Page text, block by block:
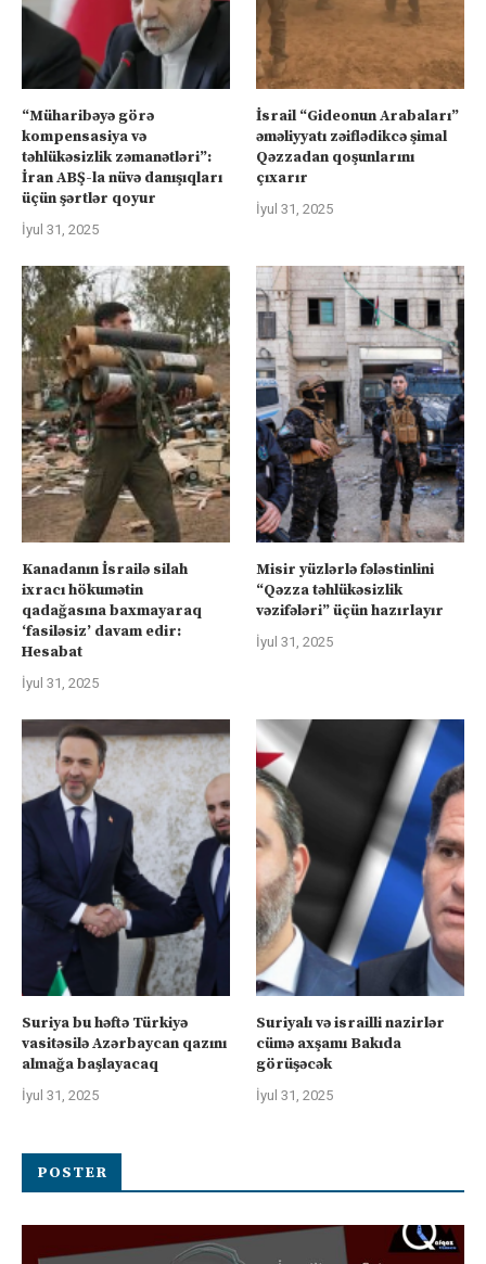
“Müharibəyə görə
kompensasiya və
təhlükəsizlik zəmanətləri”:
İran ABŞ-la nüvə danışıqları
üçün şərtlər qoyur
İyul 31, 2025
İsrail “Gideonun Arabaları”
əməliyyatı zəiflədikcə şimal
Qəzzadan qoşunlarını
çıxarır
İyul 31, 2025
Kanadanın İsrailə silah
ixracı hökumətin
qadağasına baxmayaraq
‘fasiləsiz’ davam edir:
Hesabat
İyul 31, 2025
Misir yüzlərlə fələstinlini
“Qəzza təhlükəsizlik
vəzifələri” üçün hazırlayır
İyul 31, 2025
Suriya bu həftə Türkiyə
vasitəsilə Azərbaycan qazını
almağa başlayacaq
İyul 31, 2025
Suriyalı və israilli nazirlər
cümə axşamı Bakıda
görüşəcək
İyul 31, 2025
POSTER